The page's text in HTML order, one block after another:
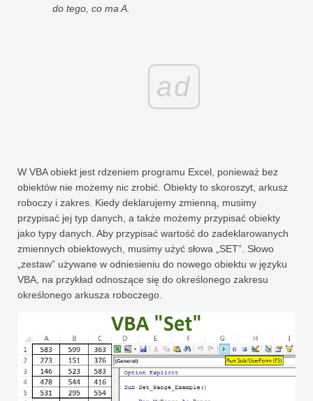
do tego, co ma A.
ad
W VBA obiekt jest rdzeniem programu Excel, ponieważ bez
obiektów nie możemy nic zrobić. Obiekty to skoroszyt, arkusz
roboczy i zakres. Kiedy deklarujemy zmienną, musimy
przypisać jej typ danych, a także możemy przypisać obiekty
jako typy danych. Aby przypisać wartość do zadeklarowanych
zmiennych obiektowych, musimy użyć słowa „SET”. Słowo
„zestaw” używane w odniesieniu do nowego obiektu w języku
VBA, na przykład odnoszące się do określonego zakresu
określonego arkusza roboczego.